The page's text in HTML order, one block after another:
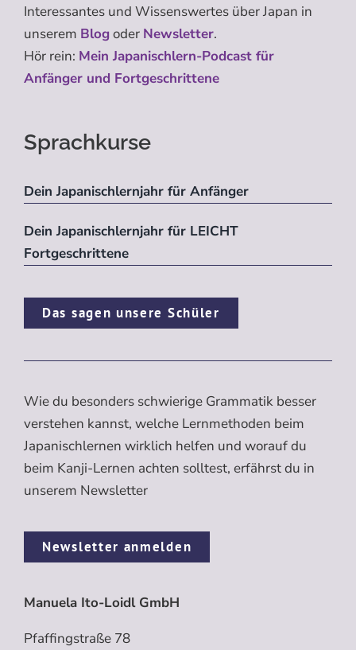
Interessantes und Wissenswertes über Japan in
unserem Blogoder Newsletter.
Hör rein: Mein Japanischlern-Podcast für
Anfänger und Fortgeschrittene
Sprachkurse
Dein Japanischlernjahr für Anfänger
Dein Japanischlernjahr für LEICHT
Fortgeschrittene
Das sagen unsere Schüler
Wie du besonders schwierige Grammatik besser
verstehen kannst, welche Lernmethoden beim
Japanischlernen wirklich helfen und worauf du
beim Kanji-Lernen achten solltest, erfährst du in
unserem Newsletter
Newsletter anmelden
Manuela Ito-Loidl GmbH
Pfaffingstraße 78